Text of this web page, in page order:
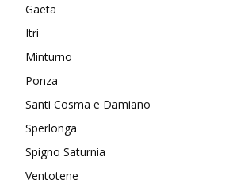
Gaeta
Itri
Minturno
Ponza
Santi Cosma e Damiano
Sperlonga
Spigno Saturnia
Ventotene